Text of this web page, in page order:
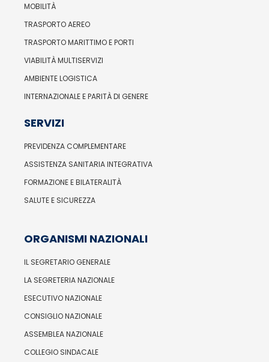
MOBILITÀ
TRASPORTO AEREO
TRASPORTO MARITTIMO E PORTI
VIABILITÀ MULTISERVIZI
AMBIENTE LOGISTICA
INTERNAZIONALE E PARITÀ DI GENERE
SERVIZI
PREVIDENZA COMPLEMENTARE
ASSISTENZA SANITARIA INTEGRATIVA
FORMAZIONE E BILATERALITÀ
SALUTE E SICUREZZA
ORGANISMI NAZIONALI
IL SEGRETARIO GENERALE
LA SEGRETERIA NAZIONALE
ESECUTIVO NAZIONALE
CONSIGLIO NAZIONALE
ASSEMBLEA NAZIONALE
COLLEGIO SINDACALE